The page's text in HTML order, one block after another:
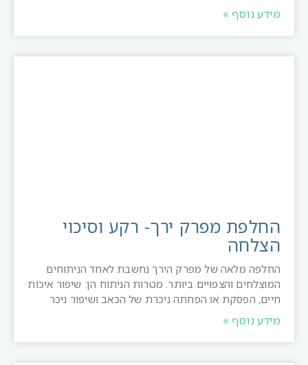
מידע נוסף »
החלפת מפרק ירך- רקע וסיכוי
הצלחה
החלפה מלאה של מפרק הירך נחשבת לאחד הניתוחים
המוצלחים והצפויים ביותר. מטרות הניתוח הן: שיפור איכות
חיים, הפסקת או הפחתה ניכרת של הכאב ושיפור ניכר
מידע נוסף »